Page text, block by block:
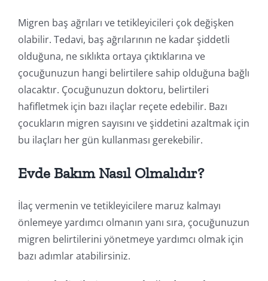
Migren baş ağrıları ve tetikleyicileri çok değişken
olabilir. Tedavi, baş ağrılarının ne kadar şiddetli
olduğuna, ne sıklıkta ortaya çıktıklarına ve
çocuğunuzun hangi belirtilere sahip olduğuna bağlı
olacaktır. Çocuğunuzun doktoru, belirtileri
hafifletmek için bazı ilaçlar reçete edebilir. Bazı
çocukların migren sayısını ve şiddetini azaltmak için
bu ilaçları her gün kullanması gerekebilir.
Evde Bakım Nasıl Olmalıdır?
İlaç vermenin ve tetikleyicilere maruz kalmayı
önlemeye yardımcı olmanın yanı sıra, çocuğunuzun
migren belirtilerini yönetmeye yardımcı olmak için
bazı adımlar atabilirsiniz.